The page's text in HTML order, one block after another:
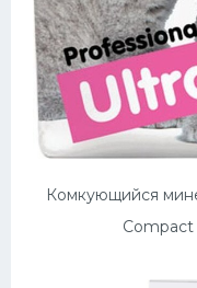
Комкующийся
Compact